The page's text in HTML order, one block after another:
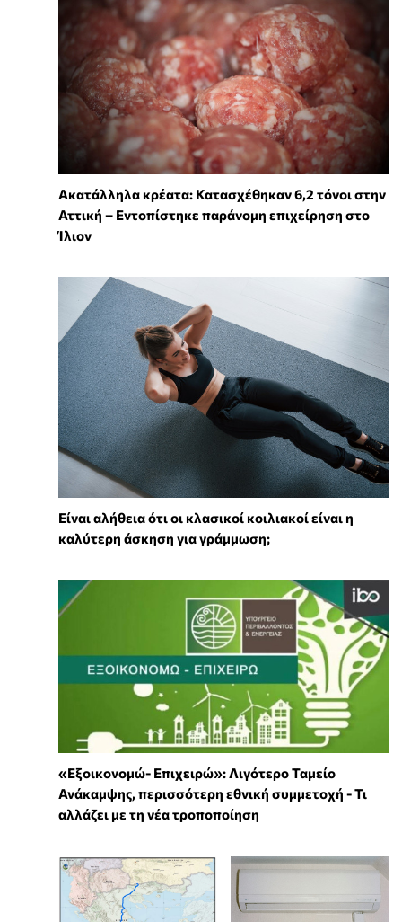
Ακατάλληλα κρέατα: Κατασχέθηκαν 6,2 τόνοι στην
Αττική – Εντοπίστηκε παράνομη επιχείρηση στο
Ίλιον
Είναι αλήθεια ότι οι κλασικοί κοιλιακοί είναι η
καλύτερη άσκηση για γράμμωση;
«Εξοικονομώ- Επιχειρώ»: Λιγότερο Ταμείο
Ανάκαμψης, περισσότερη εθνική συμμετοχή - Τι
αλλάζει με τη νέα τροποποίηση